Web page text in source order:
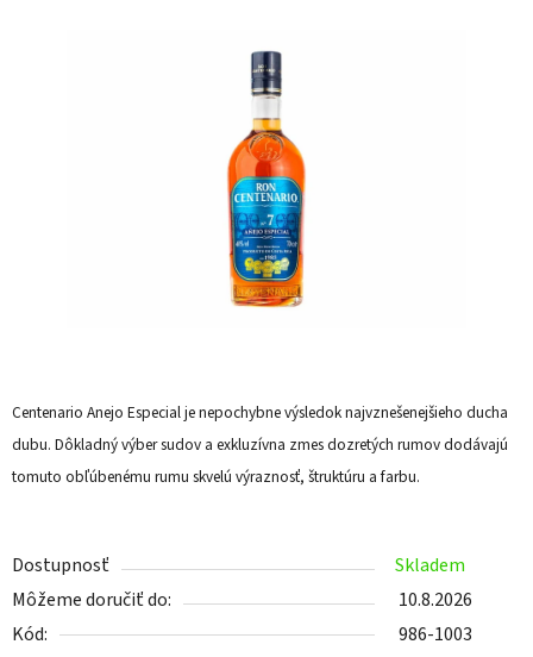
Centenario Anejo Especial je nepochybne výsledok najvznešenejšieho ducha
dubu. Dôkladný výber sudov a exkluzívna zmes dozretých rumov dodávajú
tomuto obľúbenému rumu skvelú výraznosť, štruktúru a farbu.
Dostupnosť
Skladem
Môžeme doručiť do:
10.8.2026
Kód:
986-1003